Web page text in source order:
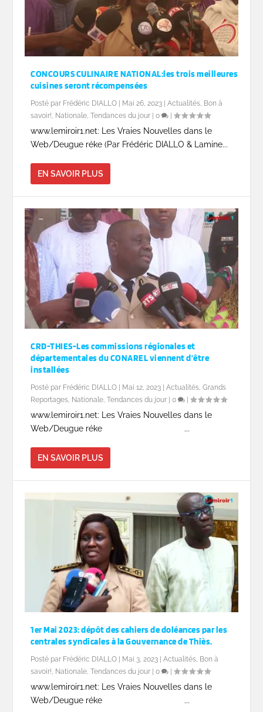
CONCOURS CULINAIRE NATIONAL:les trois meilleures
cuisines seront récompensées
Posté par Frédéric DIALLO Mai 26, 2023 |Actualités, Bon à
savoir!, Nationale,Tendances du jour |0 |
www.lemiroir1.net: Les Vraies Nouvelles dans le
Web/Deugue réke (Par Frédéric DIALLO & Lamine...
EN SAVOIR PLUS
CRD-THIES-Les commissions régionales et
départementales du CONAREL viennent d’être
installées
Posté par Frédéric DIALLO | Mai 12, 2023 |Actualités ,Grands
Reportages Nationale ,Tendances du jour |0 |
www.lemiroir1.net: Les Vraies Nouvelles dans le
Web/Deugue réke ...
EN SAVOIR PLUS
1er Mai 2023: dépôt des cahiers de doléances par les
centrales syndicales à la Gouvernance de Thiès.
Posté par Frédéric DIALLO Mai 3, 2023 |Actualités, Bon à
savoir!, Nationale,Tendances du jour |0 |
www.lemiroir1.net: Les Vraies Nouvelles dans le
Web/Deugue réke ...